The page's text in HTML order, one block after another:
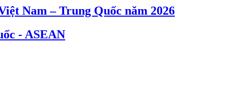
Nam – Trung Quốc năm 2026
- ASEAN